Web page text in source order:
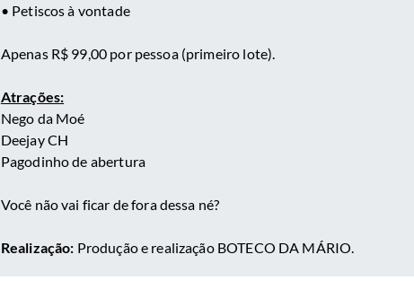
• Petiscos à vontade
Apenas R$ 99,00 por pessoa (primeiro lote).
Atrações:
Nego da Moé
Deejay CH
Pagodinho de abertura
Você não vai ficar de fora dessa né?
Realização: Produção e realização BOTECO DA MÁRIO.